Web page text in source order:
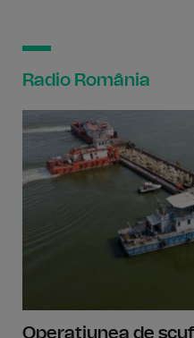
Radio România
Operațiunea de